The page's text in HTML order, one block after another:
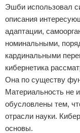
Эшби использовал
описания
адаптации,
номинальными,
кардинальными
кибернетика
Она по существу
Материальность не
обусловлены тем,
отрасли науки.
основы.